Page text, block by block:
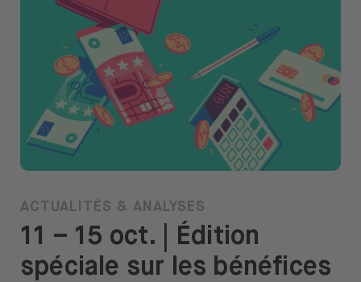
Ouvrir le menu de changement de langue
ACTUALITÉS & ANALYSES
11 – 15 oct. | Édition
spéciale sur les bénéfices